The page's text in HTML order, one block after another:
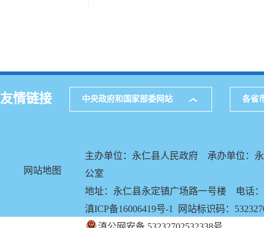
友情链接 中央政府和国家部委网站 各省
网站地图
主办单位：永仁县人民政府 承办单位：
公室
地址：永仁县永定镇广场路一号楼 电话：
滇ICP备16006419号-1
网站标识码：